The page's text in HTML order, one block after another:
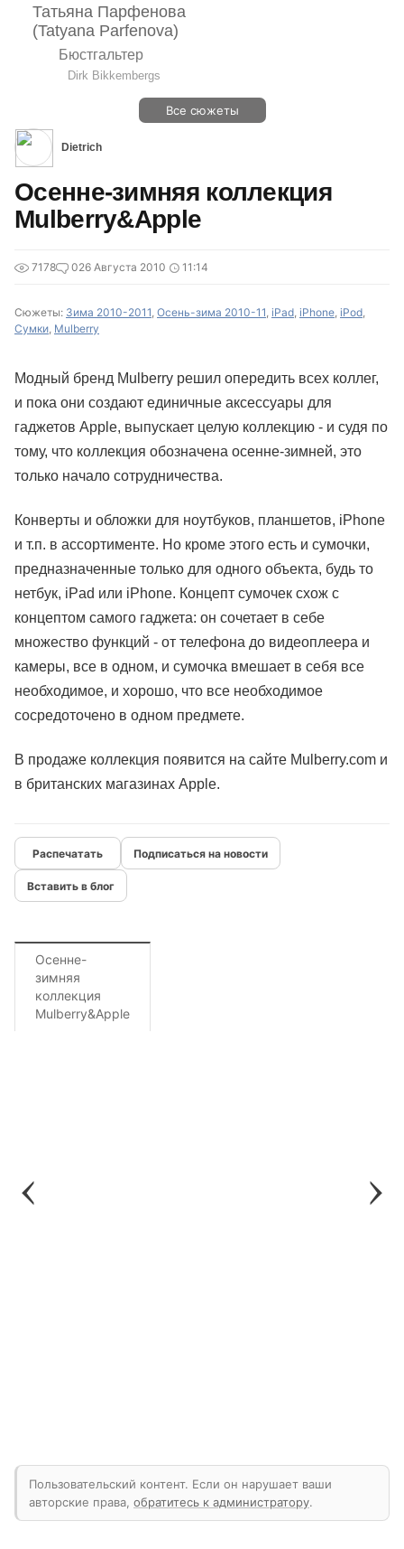
Татьяна Парфенова
(Tatyana Parfenova)
Бюстгальтер
Dirk Bikkembergs
Все сюжеты
Dietrich
Осенне-зимняя коллекция
Mulberry&Apple
7178 026 Августа 2010 11:14
Сюжеты: Зима 2010-2011, Осень-зима 2010-11, iPad, iPhone, iPod,
Сумки, Mulberry
Модный бренд Mulberry решил опередить всех коллег,
и пока они создают единичные аксессуары для
гаджетов Apple, выпускает целую коллекцию - и судя по
тому, что коллекция обозначена осенне-зимней, это
только начало сотрудничества.
Конверты и обложки для ноутбуков, планшетов, iPhone
и т.п. в ассортименте. Но кроме этого есть и сумочки,
предназначенные только для одного объекта, будь то
нетбук, iPad или iPhone. Концепт сумочек схож с
концептом самого гаджета: он сочетает в себе
множество функций - от телефона до видеоплеера и
камеры, все в одном, и сумочка вмешает в себя все
необходимое, и хорошо, что все необходимое
сосредоточено в одном предмете.
В продаже коллекция появится на сайте Mulberry.com и
в британских магазинах Apple.
Подписаться на новости
Вставить в блог
Осенне-
зимняя
коллекция
Mulberry&Apple
Пользовательский контент. Если он нарушает ваши
авторские права, обратитесь к администратору.